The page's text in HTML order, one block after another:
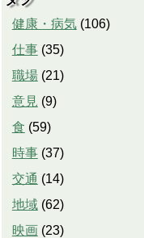
健康・病気 (106)
仕事 (35)
職場 (21)
意見 (9)
食 (59)
時事 (37)
交通 (14)
地域 (62)
映画 (23)